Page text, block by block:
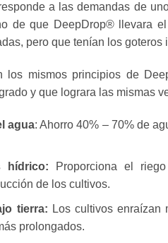
a las demandas de
de que DeepDrop® llevara
pero que tenían los
los mismos principios de
y que lograra las mismas
agua: Ahorro 40% – 70% de
hídrico:
Proporciona el
de los cultivos.
tierra: Los cultivos enraízan
prolongados.